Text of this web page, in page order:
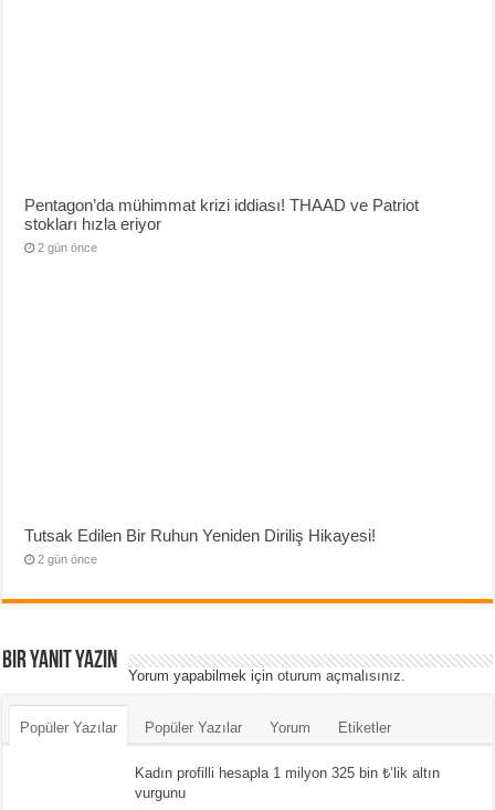
Pentagon’da mühimmat krizi iddiası! THAAD ve Patriot
stokları hızla eriyor
2 gün önce
Tutsak Edilen Bir Ruhun Yeniden Diriliş Hikayesi!
2 gün önce
Bir yanıt yazın
Yorum yapabilmek içinoturum açmalısınız.
Popüler Yazılar Popüler Yazılar Yorum Etiketler
Kadın profilli hesapla 1 milyon 325 bin ₺’lik altın
vurgunu